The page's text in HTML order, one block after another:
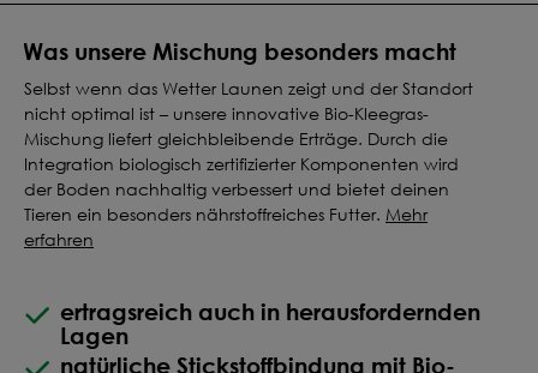
Was unsere Mischung besonders macht
Selbst wenn das Wetter Launen zeigt und der Standort
nicht optimal ist – unsere innovative Bio-Kleegras-
Mischung liefert gleichbleibende Erträge. Durch die
Integration biologisch zertifizierter Komponenten wird
der Boden nachhaltig verbessert und bietet deinen
Tieren ein besonders nährstoffreiches Futter. Mehr
erfahren
ertragsreich auch in herausfordernden
Lagen
natürliche Stickstoffbindung mit Bio-